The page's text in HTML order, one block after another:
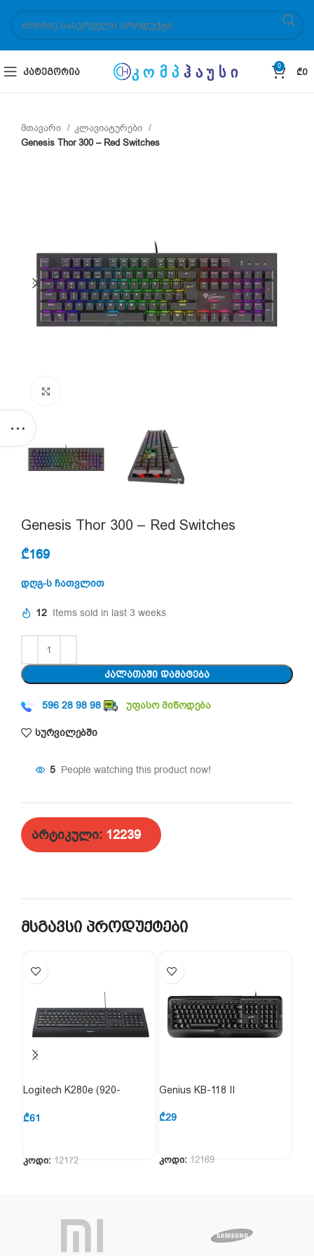
ᲙᲐᲢᲔᲒᲝᲠᲘᲐ
0
₾0
მთავარი
კლავიატურები
Genesis Thor 300 – Red Switches
Genesis Thor 300 – Red Switches
₾169
დღგ-ს ჩათვლით
12 Items sold in last 3 weeks
ᲙᲐᲚᲐᲗᲐᲨᲘ ᲓᲐᲛᲐᲢᲔᲑᲐ
596 28 98 98 უფასო მიწოდება
სურვილებში
5 People watching this product now!
არტიკული: 12239
მსგავსი პროდუქტები
Logitech K280e (920-
₾61
კოდი: 12172
Genius KB-118 II
₾29
კოდი: 12169